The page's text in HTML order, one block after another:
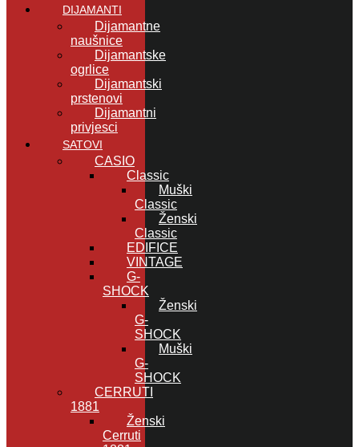
DIJAMANTI
Dijamantne
naušnice
Dijamantske
ogrlice
Dijamantski
prstenovi
Dijamantni
privjesci
SATOVI
CASIO
Classic
Muški
Classic
Ženski
Classic
EDIFICE
VINTAGE
G-
SHOCK
Ženski
G-
SHOCK
Muški
G-
SHOCK
CERRUTI
1881
Ženski
Cerruti